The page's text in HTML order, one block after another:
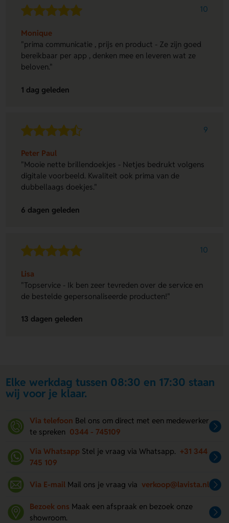
10
Monique
"prima communicatie , prijs en product - Ze zijn goed
bereikbaar per app , denken mee en leveren wat ze
beloven."
1 dag geleden
9
Peter Paul
"Mooie nette brillendoekjes - Netjes bedrukt volgens
digitale voorbeeld. Kwaliteit ook prima van de
dubbellaags doekjes."
6 dagen geleden
10
Lisa
"Topservice - Ik ben zeer tevreden over de service en
de bestelde gepersonaliseerde producten!"
13 dagen geleden
Elke werkdag tussen 08:30 en 17:30 staan
wij voor je klaar.
Via telefoon Bel ons om direct met een medewerker
te spreken 0344 - 745109
Via Whatsapp Stel je vraag via Whatsapp. +31 344
745 109
Via E-mail Mail ons je vraag via verkoop@lavista.nl
Bezoek ons Maak een afspraak en bezoek onze
showroom.